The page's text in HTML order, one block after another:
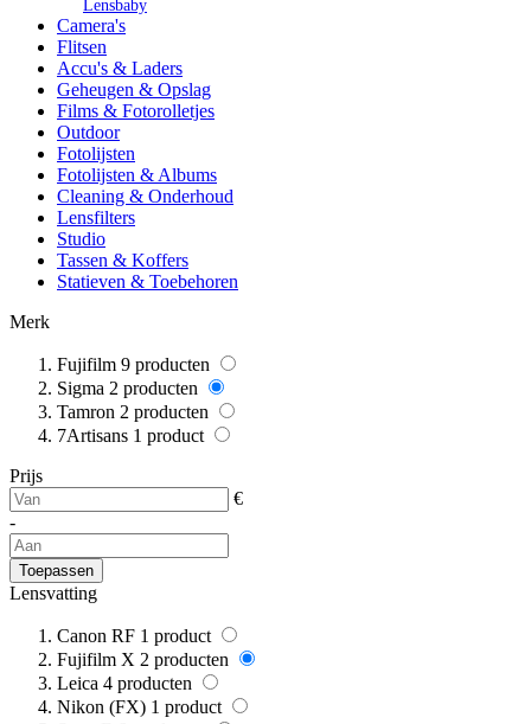
Camera's
Lensbaby
Flitsen
Accu's & Laders
Geheugen & Opslag
Films & Fotorolletjes
Outdoor
Fotolijsten
Fotolijsten & Albums
Cleaning & Onderhoud
Lensfilters
Studio
Tassen & Koffers
Statieven & Toebehoren
Merk
Fujifilm 9 producten
Sigma 2 producten
Tamron 2 producten
7Artisans 1 product
Prijs
€
-
Toepassen
Lensvatting
Canon RF 1 product
Fujifilm X 2 producten
Leica 4 producten
Nikon (FX) 1 product